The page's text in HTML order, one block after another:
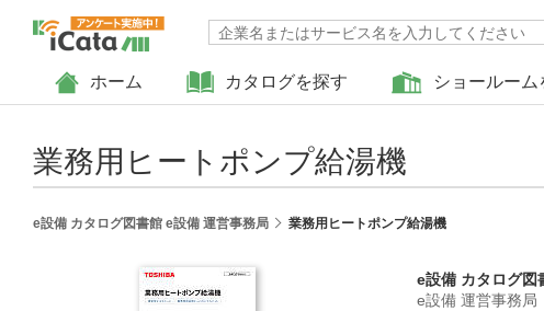
ホーム カタログを探す ショールーム
業務用ヒートポンプ給湯機
e設備 カタログ図書館 e設備 運営事務局 業務用ヒートポンプ給湯機
e設備 カタログ図
e設備 運営事務局